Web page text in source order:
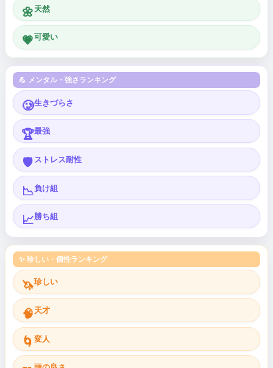
🌼 天然
💗可愛い
💪 メンタル・強さランキング
🥲生きづらさ
🏆最強
🛡️ ストレス耐性
📉負け組
📈勝ち組
✨ 珍しい・個性ランキング
🦄珍しい
🧠 天才
🌀 変人